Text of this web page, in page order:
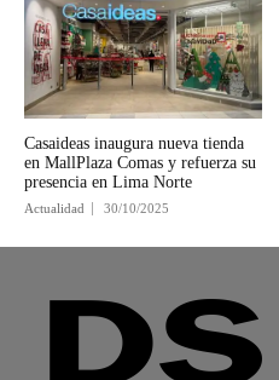
Casaideas inaugura nueva tienda
en MallPlaza Comas y refuerza su
presencia en Lima Norte
Actualidad 30/10/2025